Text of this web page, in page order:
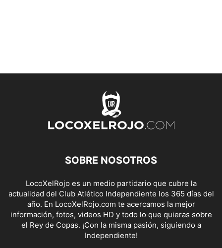
SOBRE NOSOTROS
LocoXelRojo es un medio partidario que cubre la
actualidad del Club Atlético Independiente los 365 días del
año. En LocoXelRojo.com te acercamos la mejor
información, fotos, videos HD y todo lo que quieras sobre
el Rey de Copas. ¡Con la misma pasión, siguiendo a
Independiente!